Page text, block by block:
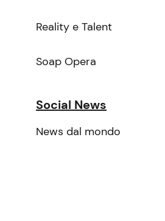
Reality e Talent
Soap Opera
Social News
News dal mondo